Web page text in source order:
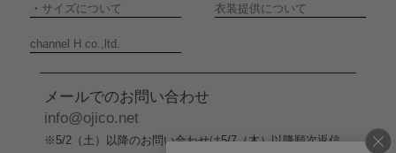
・ サイズについて 衣装提供について
channel H co.,ltd.
メールでのお問い合わせ
info@ojico.net
※5/2（土）以降のお問い合わせは5/7（木）以降順次返信